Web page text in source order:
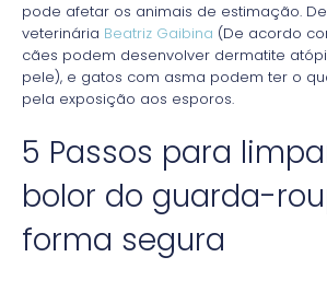
pode afetar os animais de estimação.
veterinária Beatriz Gaibina (De acordo
cães podem desenvolver dermatite
pele), e gatos com asma podem ter o
pela exposição aos esporos.
5 Passos para
bolor do guarda-
forma segura